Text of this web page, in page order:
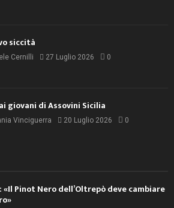
siccità
Cernilli 27 Luglio 2026 0
giovani di Assovini Sicilia
Vinciguerra 20 Luglio 2026 0
«Il Pinot Nero dell’Oltrepò deve cambiare